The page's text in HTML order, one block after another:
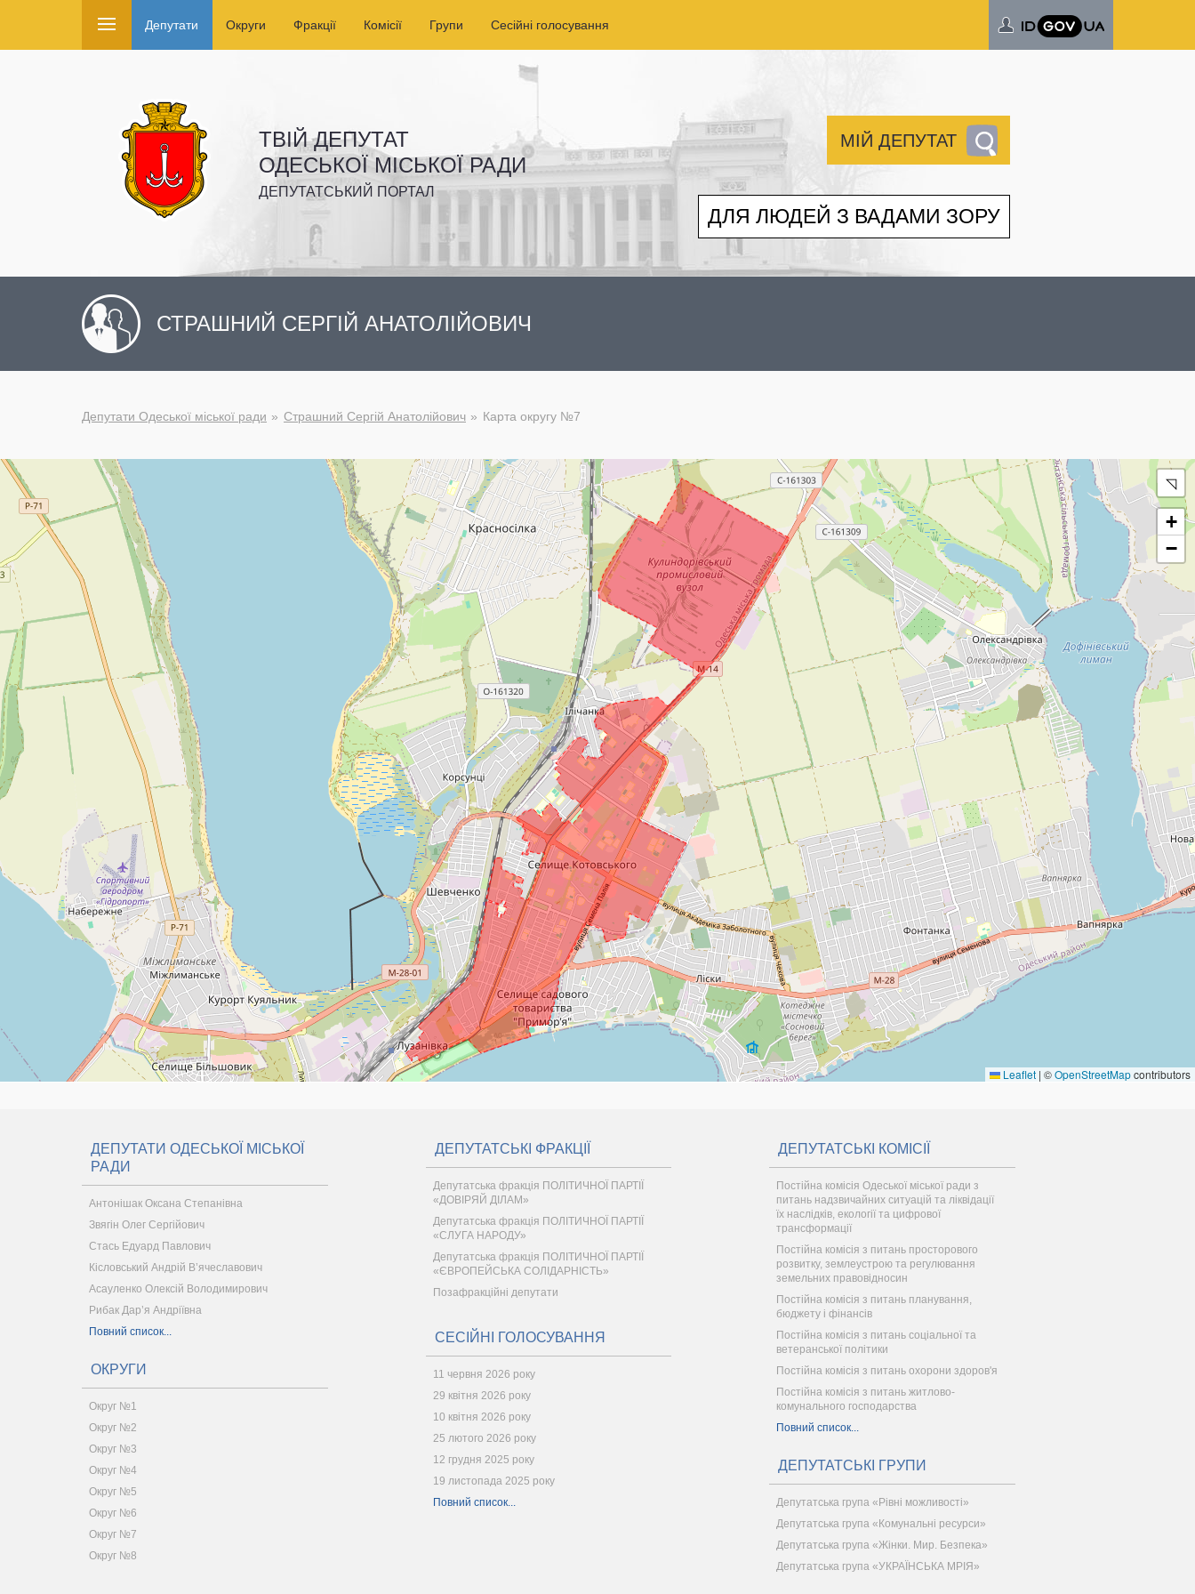
Депутати Округи Фракції Комісії Групи Сесійні голосування
ТВІЙ ДЕПУТАТ
ОДЕСЬКОЇ МІСЬКОЇ РАДИ
ДЕПУТАТСЬКИЙ ПОРТАЛ
МІЙ ДЕПУТАТ
ДЛЯ ЛЮДЕЙ З ВАДАМИ ЗОРУ
СТРАШНИЙ СЕРГІЙ АНАТОЛІЙОВИЧ
Депутати Одеської міської ради Страшний Сергій Анатолійович Карта округу №7
◹
+
−
Leaflet | ©OpenStreetMapcontributors
ДЕПУТАТИ ОДЕСЬКОЇ МІСЬКОЇ
РАДИ
Антонішак Оксана Степанівна
Звягін Олег Сергійович
Стась Едуард Павлович
Кісловський Андрій В’ячеславович
Асауленко Олексій Володимирович
Рибак Дар’я Андріївна
Повний список...
ОКРУГИ
Округ №1
Округ №2
Округ №3
Округ №4
Округ №5
Округ №6
Округ №7
Округ №8
ДЕПУТАТСЬКІ ФРАКЦІЇ
Депутатська фракція ПОЛІТИЧНОЇ ПАРТІЇ
«ДОВІРЯЙ ДІЛАМ»
Депутатська фракція ПОЛІТИЧНОЇ ПАРТІЇ
«СЛУГА НАРОДУ»
Депутатська фракція ПОЛІТИЧНОЇ ПАРТІЇ
«ЄВРОПЕЙСЬКА СОЛІДАРНІСТЬ»
Позафракційні депутати
СЕСІЙНІ ГОЛОСУВАННЯ
11 червня 2026 року
29 квітня 2026 року
10 квітня 2026 року
25 лютого 2026 року
12 грудня 2025 року
19 листопада 2025 року
Повний список...
ДЕПУТАТСЬКІ КОМІСІЇ
Постійна комісія Одеської міської ради з
питань надзвичайних ситуацій та ліквідації
їх наслідків, екології та цифрової
трансформації
Постійна комісія з питань просторового
розвитку, землеустрою та регулювання
земельних правовідносин
Постійна комісія з питань планування,
бюджету і фінансів
Постійна комісія з питань соціальної та
ветеранської політики
Постійна комісія з питань охорони здоров'я
Постійна комісія з питань житлово-
комунального господарства
Повний список...
ДЕПУТАТСЬКІ ГРУПИ
Депутатська група «Рівні можливості»
Депутатська група «Комунальні ресурси»
Депутатська група «Жінки. Мир. Безпека»
Депутатська група «УКРАЇНСЬКА МРІЯ»